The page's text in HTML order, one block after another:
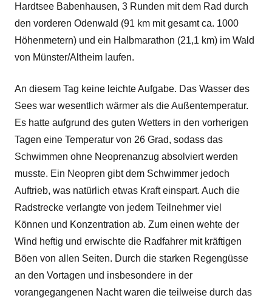
Hardtsee Babenhausen, 3 Runden mit dem Rad durch
den vorderen Odenwald (91 km mit gesamt ca. 1000
Höhenmetern) und ein Halbmarathon (21,1 km) im Wald
von Münster/Altheim laufen.
An diesem Tag keine leichte Aufgabe. Das Wasser des
Sees war wesentlich wärmer als die Außentemperatur.
Es hatte aufgrund des guten Wetters in den vorherigen
Tagen eine Temperatur von 26 Grad, sodass das
Schwimmen ohne Neoprenanzug absolviert werden
musste. Ein Neopren gibt dem Schwimmer jedoch
Auftrieb, was natürlich etwas Kraft einspart. Auch die
Radstrecke verlangte von jedem Teilnehmer viel
Können und Konzentration ab. Zum einen wehte der
Wind heftig und erwischte die Radfahrer mit kräftigen
Böen von allen Seiten. Durch die starken Regengüsse
an den Vortagen und insbesondere in der
vorangegangenen Nacht waren die teilweise durch das